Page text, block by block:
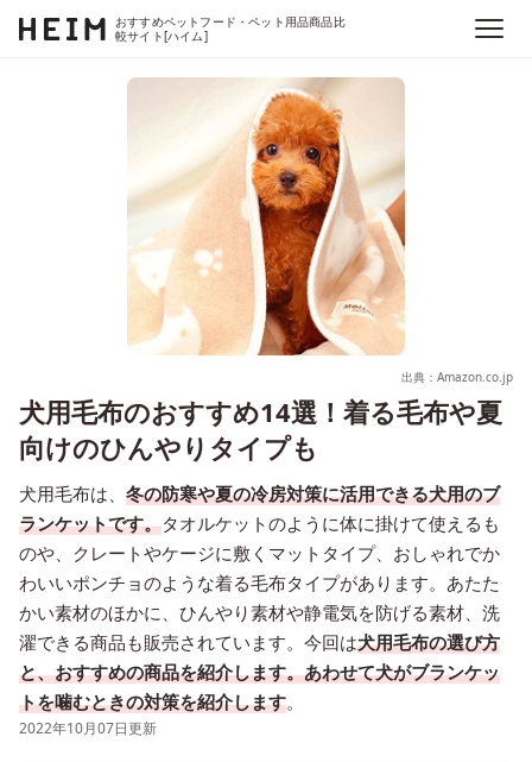
おすすめペットフード・ペット用品商品比
較サイト[ハイム]
出典：Amazon.co.jp
犬用毛布のおすすめ14選！着る毛布や夏
向けのひんやりタイプも
犬用毛布は、 冬の防寒や夏の冷房対策に活用できる犬用のブ
ランケットです。タオルケットのように体に掛けて使えるも
のや、クレートやケージに敷くマットタイプ、おしゃれでか
わいいポンチョのような着る毛布タイプがあります。あたた
かい素材のほかに、ひんやり素材や静電気を防げる素材、洗
濯できる商品も販売されています。今回は犬用毛布の選び方
と、おすすめの商品を紹介します。あわせて犬がブランケッ
トを噛むときの対策を紹介します。
2022年10月07日更新